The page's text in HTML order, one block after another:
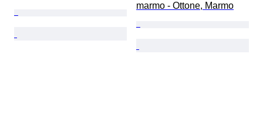
marmo - Ottone, Marmo